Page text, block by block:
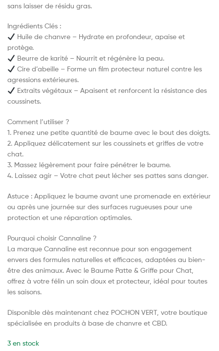
sans laisser de résidu gras.
Ingrédients Clés :
Huile de chanvre – Hydrate en profondeur, apaise et
protège.
Beurre de karité – Nourrit et régénère la peau.
Cire d’abeille – Forme un film protecteur naturel contre les
agressions extérieures.
Extraits végétaux – Apaisent et renforcent la résistance des
coussinets.
Comment l’utiliser ?
1. Prenez une petite quantité de baume avec le bout des doigts.
2. Appliquez délicatement sur les coussinets et griffes de votre
chat.
3. Massez légèrement pour faire pénétrer le baume.
4. Laissez agir – Votre chat peut lécher ses pattes sans danger.
Astuce : Appliquez le baume avant une promenade en extérieur
ou après une journée sur des surfaces rugueuses pour une
protection et une réparation optimales.
Pourquoi choisir Cannaline ?
La marque Cannaline est reconnue pour son engagement
envers des formules naturelles et efficaces, adaptées au bien-
être des animaux. Avec le Baume Patte & Griffe pour Chat,
offrez à votre félin un soin doux et protecteur, idéal pour toutes
les saisons.
Disponible dès maintenant chez POCHON VERT, votre boutique
spécialisée en produits à base de chanvre et CBD.
3 en stock